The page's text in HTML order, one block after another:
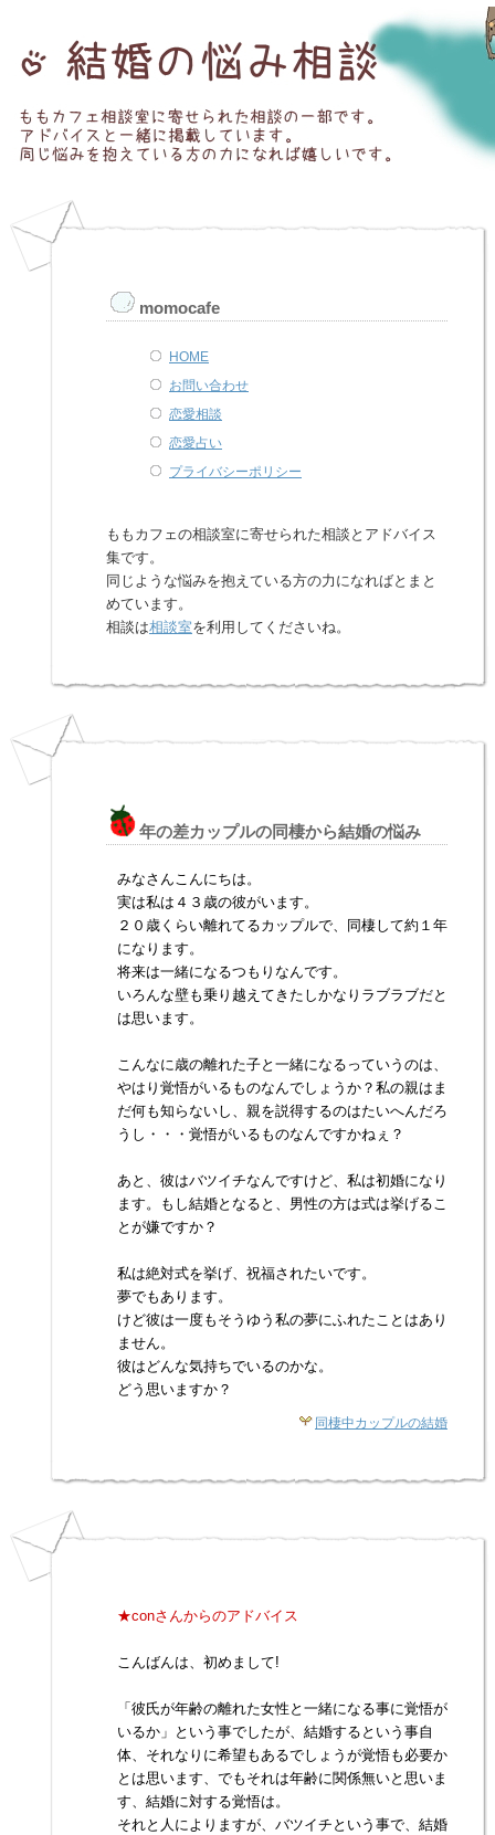
momocafe
HOME
お問い合わせ
恋愛相談
恋愛占い
プライバシーポリシー
ももカフェの相談室に寄せられた相談とアドバイス
集です。
同じような悩みを抱えている方の力になればとまと
めています。
相談は相談室を利用してくださいね。
年の差カップルの同棲から結婚の悩み
みなさんこんにちは。
実は私は４３歳の彼がいます。
２０歳くらい離れてるカップルで、同棲して約１年
になります。
将来は一緒になるつもりなんです。
いろんな壁も乗り越えてきたしかなりラブラブだと
は思います。
こんなに歳の離れた子と一緒になるっていうのは、
やはり覚悟がいるものなんでしょうか？私の親はま
だ何も知らないし、親を説得するのはたいへんだろ
うし・・・覚悟がいるものなんですかねぇ？
あと、彼はバツイチなんですけど、私は初婚になり
ます。もし結婚となると、男性の方は式は挙げるこ
とが嫌ですか？
私は絶対式を挙げ、祝福されたいです。
夢でもあります。
けど彼は一度もそうゆう私の夢にふれたことはあり
ません。
彼はどんな気持ちでいるのかな。
どう思いますか？
同棲中カップルの結婚
★conさんからのアドバイス
こんばんは、初めまして!
「彼氏が年齢の離れた女性と一緒になる事に覚悟が
いるか」という事でしたが、結婚するという事自
体、それなりに希望もあるでしょうが覚悟も必要か
とは思います、でもそれは年齢に関係無いと思いま
す、結婚に対する覚悟は。
それと人によりますが、バツイチという事で、結婚